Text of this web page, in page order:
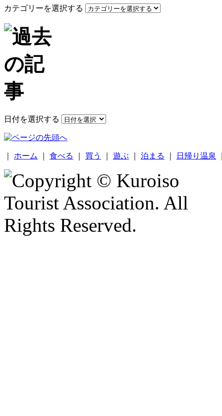
カテゴリーを選択する
日付を選択する
ホーム 食べる 買う 遊ぶ 泊まる 日帰り温泉